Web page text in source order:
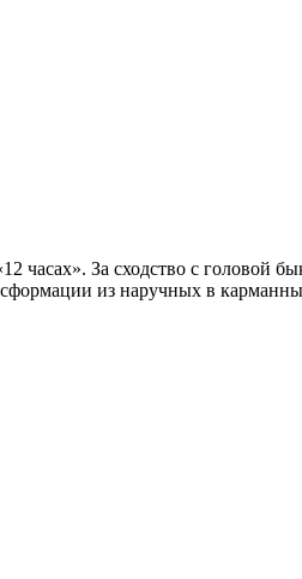
часах». За сходство с головой
из наручных в